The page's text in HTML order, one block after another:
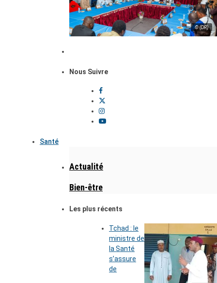
© (DR)
Nous Suivre
Santé
Actualité
Bien-être
Les plus récents
Tchad : le
ministre de
la Santé
s’assure
de